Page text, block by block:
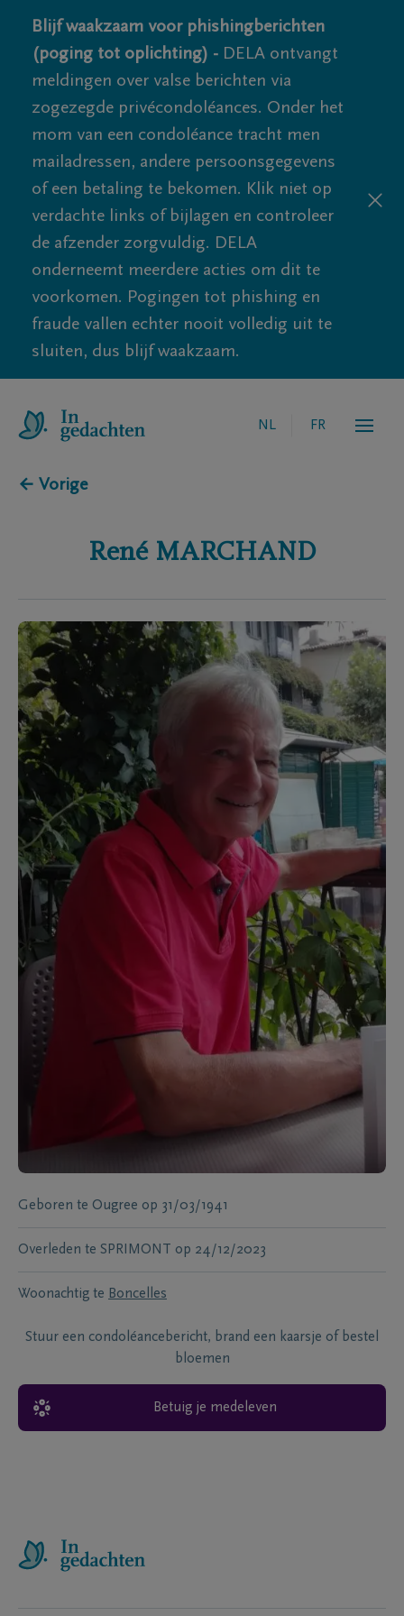
Blijf waakzaam voor phishingberichten
(poging tot oplichting) - DELA ontvangt
meldingen over valse berichten via
zogezegde privécondoléances. Onder het
mom van een condoléance tracht men
mailadressen, andere persoonsgegevens
of een betaling te bekomen. Klik niet op
verdachte links of bijlagen en controleer
de afzender zorgvuldig. DELA
onderneemt meerdere acties om dit te
voorkomen. Pogingen tot phishing en
fraude vallen echter nooit volledig uit te
sluiten, dus blijf waakzaam.
NL FR
← Vorige
René MARCHAND
Geboren te Ougree op 31/03/1941
Overleden te SPRIMONT op 24/12/2023
Woonachtig te Boncelles
Stuur een condoléancebericht, brand een kaarsje of bestel
bloemen
Betuig je medeleven